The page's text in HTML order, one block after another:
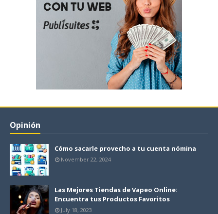
Opinión
Cómo sacarle provecho a tu cuenta nómina
November 22, 2024
Las Mejores Tiendas de Vapeo Online:
Encuentra tus Productos Favoritos
July 18, 2023